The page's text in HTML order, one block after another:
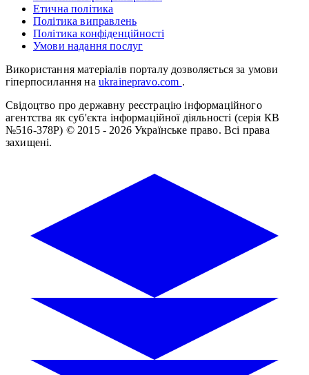
Етична політика
Політика виправлень
Політика конфіденційності
Умови надання послуг
Використання матеріалів порталу дозволяється за умови
гіперпосилання на ukrainepravo.com .
Свідоцтво про державну реєстрацію інформаційного
агентства як суб'єкта інформаційної діяльності (серія КВ
№516-378Р) © 2015 - 2026 Українське право. Всі права
захищені.